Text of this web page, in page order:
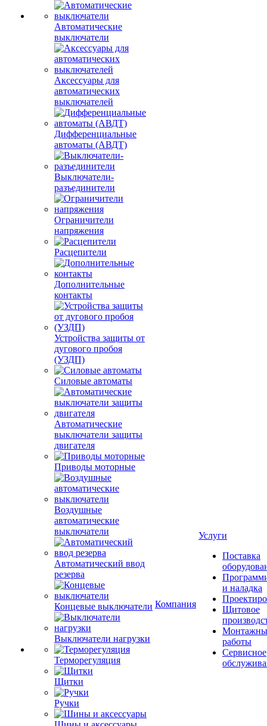
Автоматические
выключатели
Аксессуары для
автоматических
выключателей
Дифференциальные
автоматы (АВДТ)
Выключатели-
разъединители
Ограничители
напряжения
Расцепители
Дополнительные
контакты
Устройства защиты от
дугового пробоя
(УЗДП)
Силовые автоматы
Автоматические
выключатели защиты
двигателя
Приводы моторные
Воздушные
автоматические
выключатели
Автоматический ввод
резерва
Концевые выключатели
Выключатели нагрузки
Терморегуляция
Щитки
Ручки
Компания
Услуги
Поставка
и наладка
Щитовое
работы
Сервисное